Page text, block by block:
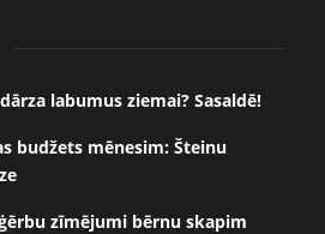
labumus ziemai? Sasaldē!
budžets mēnesim: Šteinu
zīmējumi bērnu skapim